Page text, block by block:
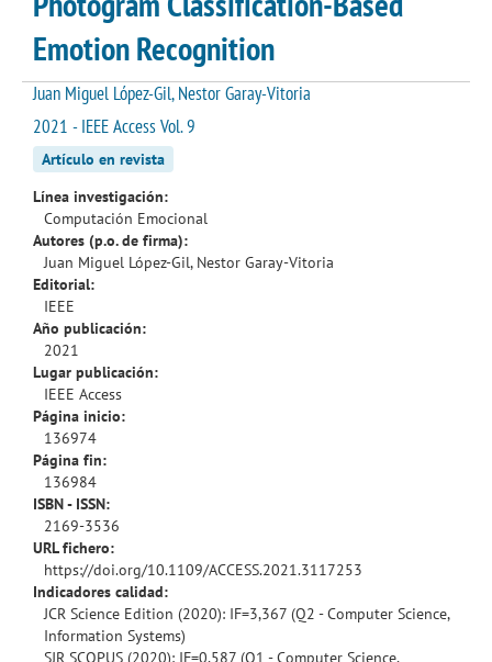
Emotion Recognition
Juan Miguel López-Gil, Nestor Garay-Vitoria
2021 - IEEE Access Vol. 9
Artículo en revista
Línea investigación:
Computación Emocional
Autores (p.o. de firma):
Juan Miguel López-Gil, Nestor Garay-Vitoria
Editorial:
IEEE
Año publicación:
2021
Lugar publicación:
IEEE Access
Página inicio:
136974
Página fin:
136984
ISBN - ISSN:
2169-3536
URL fichero:
https://doi.org/10.1109/ACCESS.2021.3117253
Indicadores calidad:
JCR Science Edition (2020): IF=3,367 (Q2 - Computer Science,
Information Systems)
SJR SCOPUS (2020): IF=0,587 (Q1 - Computer Science,